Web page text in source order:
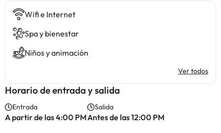
Wifi e Internet
Spa y bienestar
Niños y animación
Ver todos
Horario de entrada y salida
Entrada
A partir de las 4:00 PM
Salida
Antes de las 12:00 PM